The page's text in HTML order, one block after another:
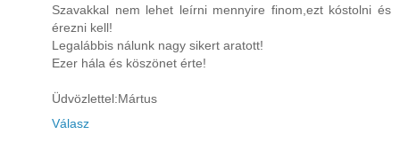
Szavakkal nem lehet leírni mennyire finom,ezt kóstolni és
érezni kell!
Legalábbis nálunk nagy sikert aratott!
Ezer hála és köszönet érte!
Üdvözlettel:Mártus
Válasz